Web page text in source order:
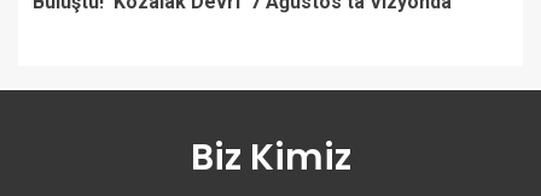
Biz Kimiz